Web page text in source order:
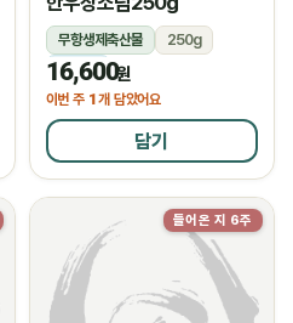
무항생제축산물
250g
냉장
16,600원
이번 주 1개 담았어요
담기
들어온 지 6주